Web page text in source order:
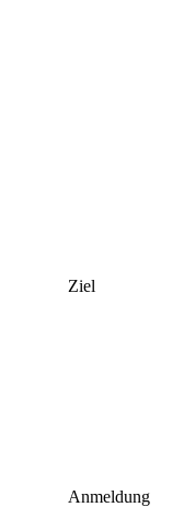
Ziel
Anmeldung